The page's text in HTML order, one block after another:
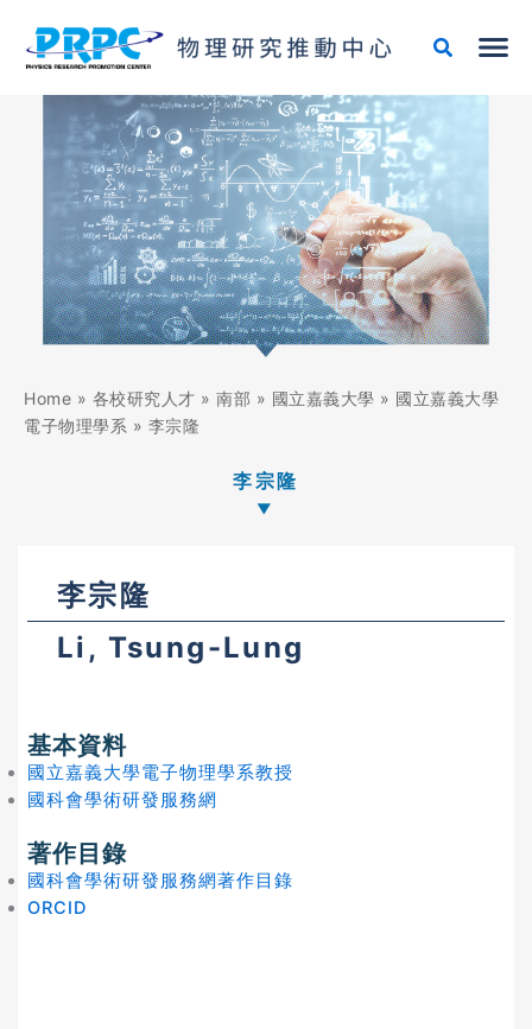
Home » 各校研究人才 » 南部 » 國立嘉義大學 » 國立嘉義大學
電子物理學系 » 李宗隆
李宗隆
李宗隆
Li, Tsung-Lung
基本資料
國立嘉義大學電子物理學系教授
國科會學術研發服務網
著作目錄
國科會學術研發服務網著作目錄
ORCID